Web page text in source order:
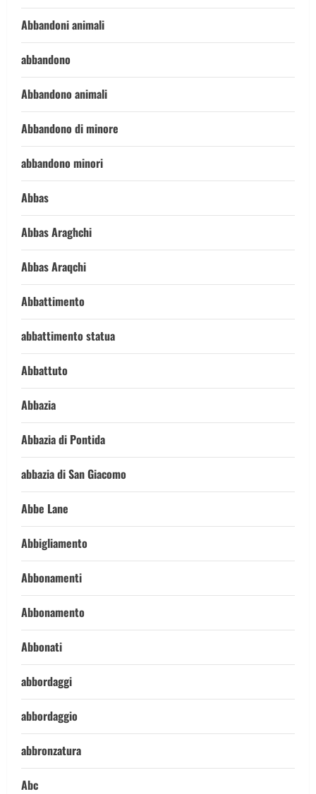
Abbandoni animali
abbandono
Abbandono animali
Abbandono di minore
abbandono minori
Abbas
Abbas Araghchi
Abbas Araqchi
Abbattimento
abbattimento statua
Abbattuto
Abbazia
Abbazia di Pontida
abbazia di San Giacomo
Abbe Lane
Abbigliamento
Abbonamenti
Abbonamento
Abbonati
abbordaggi
abbordaggio
abbronzatura
Abc